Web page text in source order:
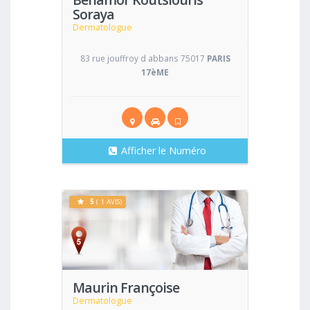
Soraya
Dermatologue
83 rue jouffroy d abbans 75017 PARIS
17èME
Afficher le Numéro
Maurin Françoise
Dermatologue
Voir
5 ( 1 AVIS)